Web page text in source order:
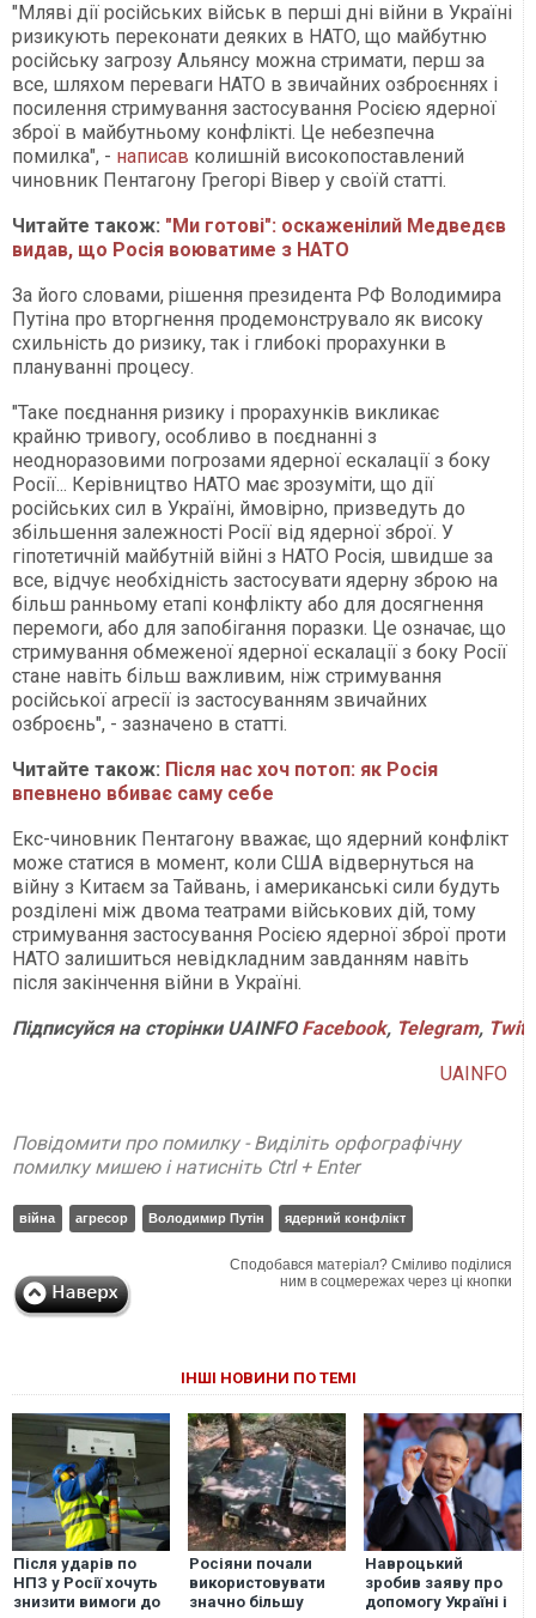
"Мляві дії російських військ в перші дні війни в Україні
ризикують переконати деяких в НАТО, що майбутню
російську загрозу Альянсу можна стримати, перш за
все, шляхом переваги НАТО в звичайних озброєннях і
посилення стримування застосування Росією ядерної
зброї в майбутньому конфлікті. Це небезпечна
помилка", - написав колишній високопоставлений
чиновник Пентагону Грегорі Вівер у своїй статті.
Читайте також: "Ми готові": оскаженілий Медведєв
видав, що Росія воюватиме з НАТО
За його словами, рішення президента РФ Володимира
Путіна про вторгнення продемонструвало як високу
схильність до ризику, так і глибокі прорахунки в
плануванні процесу.
"Таке поєднання ризику і прорахунків викликає
крайню тривогу, особливо в поєднанні з
неодноразовими погрозами ядерної ескалації з боку
Росії... Керівництво НАТО має зрозуміти, що дії
російських сил в Україні, ймовірно, призведуть до
збільшення залежності Росії від ядерної зброї. У
гіпотетичній майбутній війні з НАТО Росія, швидше за
все, відчує необхідність застосувати ядерну зброю на
більш ранньому етапі конфлікту або для досягнення
перемоги, або для запобігання поразки. Це означає, що
стримування обмеженої ядерної ескалації з боку Росії
стане навіть більш важливим, ніж стримування
російської агресії із застосуванням звичайних
озброєнь", - зазначено в статті.
Читайте також: Після нас хоч потоп: як Росія
впевнено вбиває саму себе
Екс-чиновник Пентагону вважає, що ядерний конфлікт
може статися в момент, коли США відвернуться на
війну з Китаєм за Тайвань, і американські сили будуть
розділені між двома театрами військових дій, тому
стримування застосування Росією ядерної зброї проти
НАТО залишиться невідкладним завданням навіть
після закінчення війни в Україні.
Підписуйся на сторінки UAINFO Facebook, Telegram,
UAINFO
Повідомити про помилку - Виділіть орфографічну
помилку мишею і натисніть Ctrl + Enter
війна агресор Володимир Путін ядерний конфлікт
Сподобався матеріал? Сміливо поділися
ним в соцмережах через ці кнопки
ІНШІ НОВИНИ ПО ТЕМІ
Після ударів по
НПЗ у Росії хочуть
знизити вимоги до
Росіяни почали
використовувати
значно більшу
Навроцький
зробив заяву про
допомогу Україні і